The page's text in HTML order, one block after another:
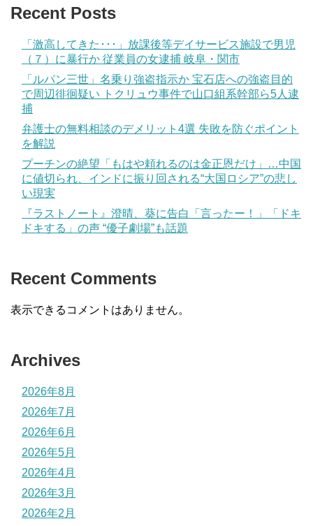
Recent Posts
「激高してきた･･･」放課後等デイサービス施設で男児
（７）に暴行か 従業員の女逮捕 岐阜・関市
「ルパン三世」名乗り強盗指示か 宝石店への強盗目的
で周辺徘徊疑い トクリュウ事件で山口組系幹部ら5人逮
捕
弁護士の無料相談のデメリット4選 失敗を防ぐポイント
を解説
プーチンの絶望「もはや頼れるのは金正恩だけ」…中国
に値切られ、インドに振り回される“大国ロシア”の悲し
い現実
『ラストノート』澄晴、葵に告白「言ったー！」「ドキ
ドキする」の声 “優子劇場”も話題
Recent Comments
表示できるコメントはありません。
Archives
2026年8月
2026年7月
2026年6月
2026年5月
2026年4月
2026年3月
2026年2月